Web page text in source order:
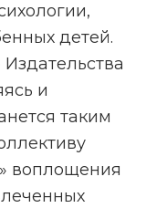
детей.
и
таким
воплощения